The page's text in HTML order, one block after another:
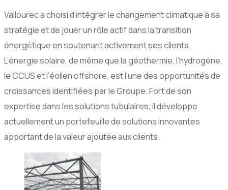
Vallourec a choisi d’intégrer le changement climatique à sa
stratégie et de jouer un rôle actif dans la transition
énergétique en soutenant activement ses clients.
L’énergie solaire, de même que la géothermie, l’hydrogène,
le CCUS et l’éolien offshore, est l’une des opportunités de
croissances identifiées par le Groupe. Fort de son
expertise dans les solutions tubulaires, il développe
actuellement un portefeuille de solutions innovantes
apportant de la valeur ajoutée aux clients.